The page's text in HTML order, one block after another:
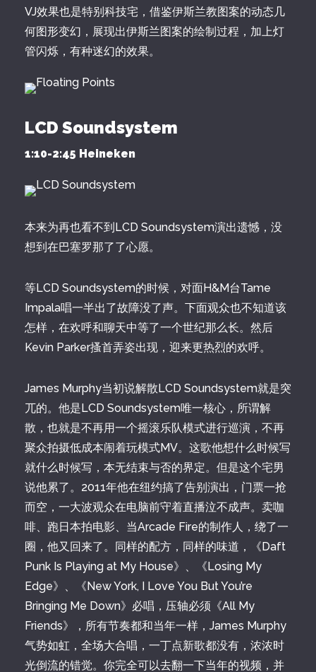
VJ效果也是特别科技宅，借鉴伊斯兰教图案的动态几
何图形变幻，展现出伊斯兰图案的绘制过程，加上灯
管闪烁，有种迷幻的效果。
LCD Soundsystem
1:10-2:45 Heineken
本来为再也看不到LCD Soundsystem演出遗憾，没
想到在巴塞罗那了了心愿。
等LCD Soundsystem的时候，对面H&M台Tame
Impala唱一半出了故障没了声。下面观众也不知道该
怎样，在欢呼和聊天中等了一个世纪那么长。然后
Kevin Parker搔首弄姿出现，迎来更热烈的欢呼。
James Murphy当初说解散LCD Soundsystem就是突
兀的。他是LCD Soundsystem唯一核心，所谓解
散，也就是不再用一个摇滚乐队模式进行巡演，不再
聚众拍摄低成本闹着玩模式MV。这歌他想什么时候写
就什么时候写，本无结束与否的界定。但是这个宅男
说他累了。2011年他在纽约搞了告别演出，门票一抢
而空，一大波观众在电脑前守着直播泣不成声。卖咖
啡、跑日本拍电影、当Arcade Fire的制作人，绕了一
圈，他又回来了。同样的配方，同样的味道，《Daft
Punk Is Playing at My House》、《Losing My
Edge》、《New York, I Love You But You’re
Bringing Me Down》必唱，压轴必须《All My
Friends》，所有节奏都和当年一样，James Murphy
气势如虹，全场大合唱，一丁点新歌都没有，浓浓时
光倒流的错觉。你完全可以去翻一下当年的视频，并